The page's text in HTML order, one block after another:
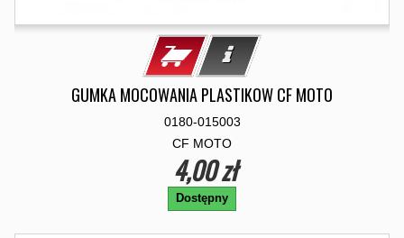
GUMKA MOCOWANIA PLASTIKOW CF MOTO
0180-015003
CF MOTO
4,00 zł
Dostępny